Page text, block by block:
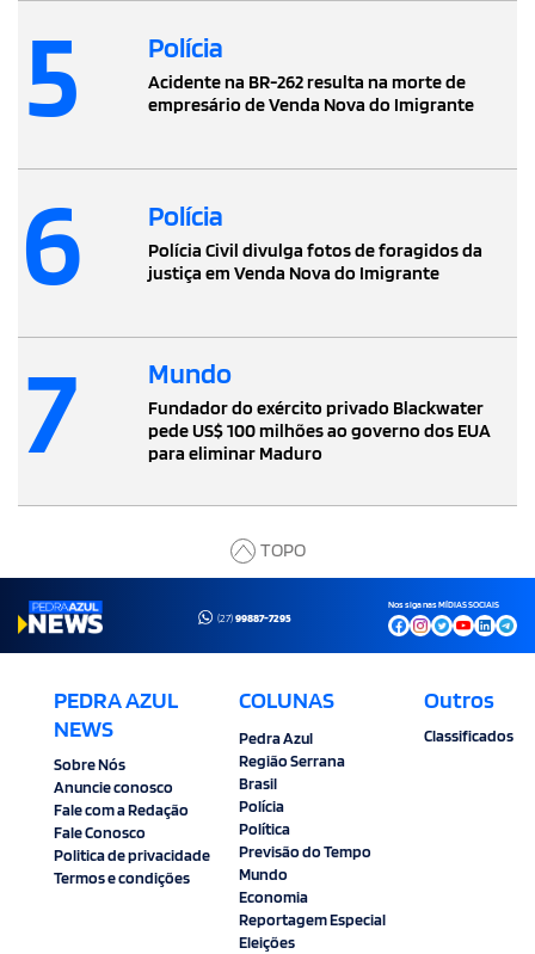
5 Polícia
Acidente na BR-262 resulta na morte de
empresário de Venda Nova do Imigrante
6 Polícia
Polícia Civil divulga fotos de foragidos da
justiça em Venda Nova do Imigrante
7 Mundo
Fundador do exército privado Blackwater
pede US$ 100 milhões ao governo dos EUA
para eliminar Maduro
TOPO
(27)99887-7295
Nos siga nas MÍDIAS SOCIAIS
PEDRA AZUL
NEWS
Sobre Nós
Anuncie conosco
Fale com a Redação
Fale Conosco
Politica de privacidade
Termos e condições
COLUNAS
Pedra Azul
Região Serrana
Brasil
Polícia
Política
Previsão do Tempo
Mundo
Economia
Reportagem Especial
Eleições
Outros
Classificados